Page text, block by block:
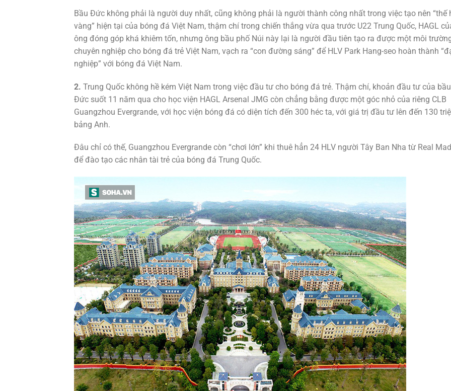
Bầu Đức không phải là người duy nhất, cũng không phải là người thành công nhất trong việc tạo nên “thế
vàng” hiện tại của bóng đá Việt Nam, thậm chí trong chiến thắng vừa qua trước U22 Trung Quốc, HAGL
ông đóng góp khá khiêm tốn, nhưng ông bầu phố Núi này lại là người đầu tiên tạo ra được một môi
chuyên nghiệp cho bóng đá trẻ Việt Nam, vạch ra “con đường sáng” để HLV Park Hang-seo hoàn thành
nghiệp” với bóng đá Việt Nam.
2. Trung Quốc không hề kém Việt Nam trong việc đầu tư cho bóng đá trẻ. Thậm chí, khoản đầu tư của bầu
Đức suốt 11 năm qua cho học viện HAGL Arsenal JMG còn chẳng bằng được một góc nhỏ của riêng CLB
Guangzhou Evergrande, với học viện bóng đá có diện tích đến 300 héc ta, với giá trị đầu tư lên đến 130
bảng Anh.
Đâu chỉ có thế, Guangzhou Evergrande còn “chơi lớn” khi thuê hẳn 24 HLV người Tây Ban Nha từ Real
để đào tạo các nhân tài trẻ của bóng đá Trung Quốc.